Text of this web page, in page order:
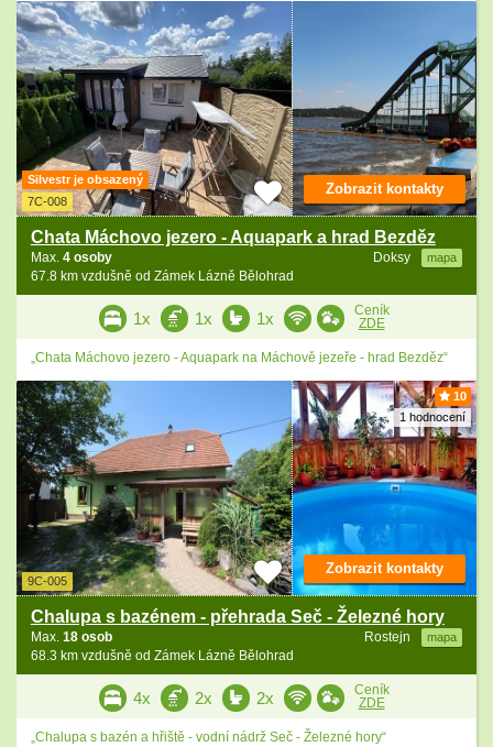
Silvestr je obsazený
7C-008
Chata Máchovo jezero - Aquapark a hrad Bezděz
Doksy mapa
Max. 4 osoby
67.8 km vzdušně od Zámek Lázně Bělohrad
Zobrazit kontakty
1x 1x 1x
Ceník
ZDE
„Chata Máchovo jezero - Aquapark na Máchově jezeře - hrad Bezděz“
10
1 hodnocení
9C-005
Chalupa s bazénem - přehrada Seč - Železné hory
Rostejn mapa
Max. 18 osob
68.3 km vzdušně od Zámek Lázně Bělohrad
Zobrazit kontakty
4x 2x 2x
Ceník
ZDE
„Chalupa s bazén a hřiště - vodní nádrž Seč - Železné hory“